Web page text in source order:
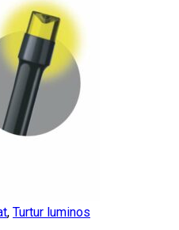
, Turtur luminos